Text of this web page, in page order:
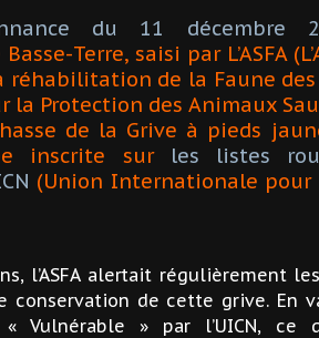
du 11 décembre
Terre, saisi par L’ASFA
réhabilitation de la Faune
la Protection des Animaux
de la Grive à pieds
inscrite sur les listes
(Union Internationale pour
l’ASFA alertait régulièrement
conservation de cette grive. En
« Vulnérable » par l’UICN, ce